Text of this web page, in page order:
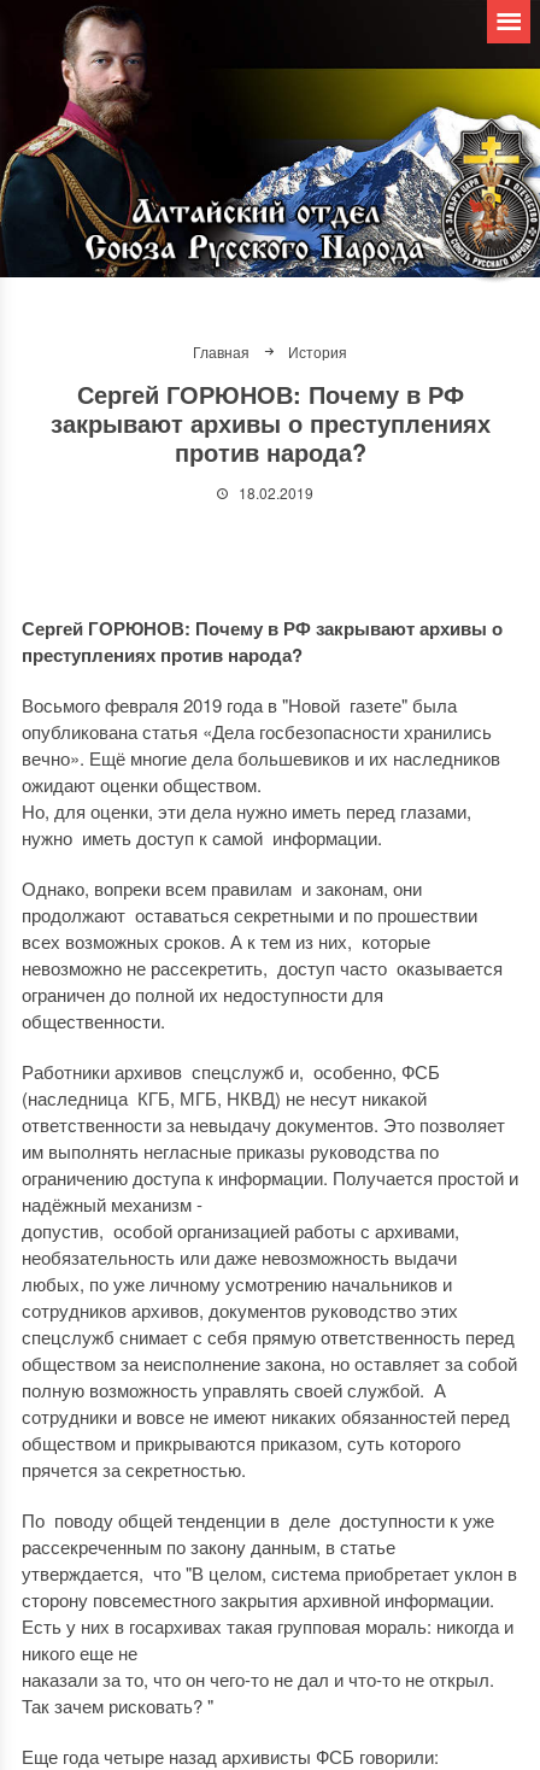
Главная История
Сергей ГОРЮНОВ: Почему в РФ
закрывают архивы о преступлениях
против народа?
18.02.2019
Сергей ГОРЮНОВ: Почему в РФ закрывают архивы о
преступлениях против народа?
Восьмого февраля 2019 года в "Новой газете" была
опубликована статья «Дела госбезопасности хранились
вечно». Ещё многие дела большевиков и их наследников
ожидают оценки обществом.
Но, для оценки, эти дела нужно иметь перед глазами,
нужно иметь доступ к самой информации.
Однако, вопреки всем правилам и законам, они
продолжают оставаться секретными и по прошествии
всех возможных сроков. А к тем из них, которые
невозможно не рассекретить, доступ часто оказывается
ограничен до полной их недоступности для
общественности.
Работники архивов спецслужб и, особенно, ФСБ
(наследница КГБ, МГБ, НКВД) не несут никакой
ответственности за невыдачу документов. Это позволяет
им выполнять негласные приказы руководства по
ограничению доступа к информации. Получается простой и
надёжный механизм -
допустив, особой организацией работы с архивами,
необязательность или даже невозможность выдачи
любых, по уже личному усмотрению начальников и
сотрудников архивов, документов руководство этих
спецслужб снимает с себя прямую ответственность перед
обществом за неисполнение закона, но оставляет за собой
полную возможность управлять своей службой. А
сотрудники и вовсе не имеют никаких обязанностей перед
обществом и прикрываются приказом, суть которого
прячется за секретностью.
По поводу общей тенденции в деле доступности к уже
рассекреченным по закону данным, в статье
утверждается, что "В целом, система приобретает уклон в
сторону повсеместного закрытия архивной информации.
Есть у них в госархивах такая групповая мораль: никогда и
никого еще не
наказали за то, что он чего-то не дал и что-то не открыл.
Так зачем рисковать? "
Еще года четыре назад архивисты ФСБ говорили: